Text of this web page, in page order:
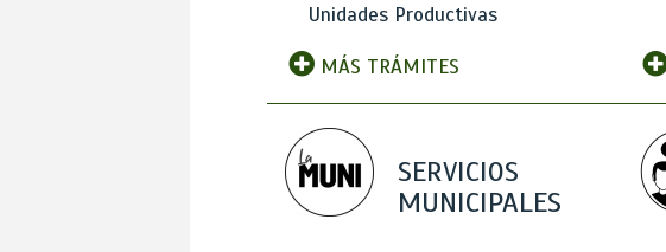
Unidades Productivas
MÁS TRÁMITES
SERVICIOS
MUNICIPALES